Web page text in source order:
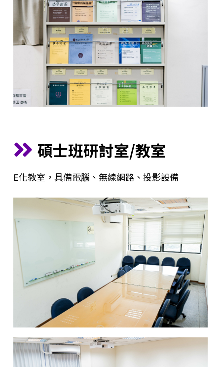
碩士班研討室/教室
E化教室，具備電腦、無線網路、投影設備